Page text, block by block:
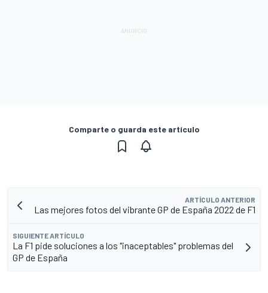
Comparte o guarda este artículo
ARTÍCULO ANTERIOR
Las mejores fotos del vibrante GP de España 2022 de F1
SIGUIENTE ARTÍCULO
La F1 pide soluciones a los "inaceptables" problemas del
GP de España